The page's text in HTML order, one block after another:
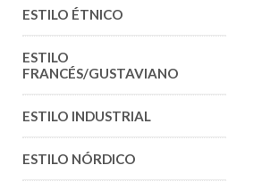
ESTILO ÉTNICO
ESTILO
FRANCÉS/GUSTAVIANO
ESTILO INDUSTRIAL
ESTILO NÓRDICO